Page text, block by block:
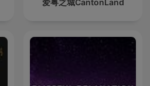
爱粤之城CantonLand